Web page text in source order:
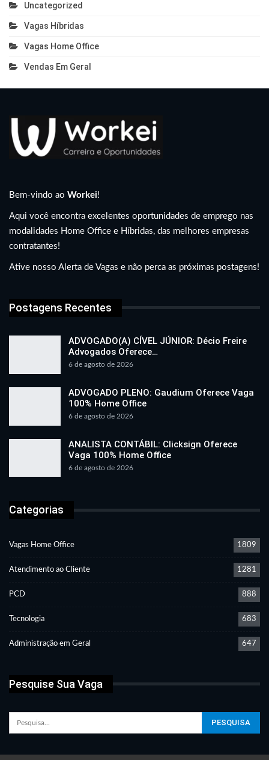
Uncategorized
Vagas Híbridas
Vagas Home Office
Vendas Em Geral
Bem-vindo ao Workei!
Aqui você encontra excelentes oportunidades de emprego nas
modalidades Home Office e Híbridas, das melhores empresas
contratantes!
Ative nosso Alerta de Vagas e não perca as próximas postagens!
Postagens Recentes
ADVOGADO(A) CÍVEL JÚNIOR: Décio Freire
Advogados Oferece…
6 de agosto de 2026
ADVOGADO PLENO: Gaudium Oferece Vaga
100% Home Office
6 de agosto de 2026
ANALISTA CONTÁBIL: Clicksign Oferece
Vaga 100% Home Office
6 de agosto de 2026
Categorias
Vagas Home Office 1809
Atendimento ao Cliente 1281
PCD 888
Tecnologia 683
Administração em Geral 647
Pesquise Sua Vaga